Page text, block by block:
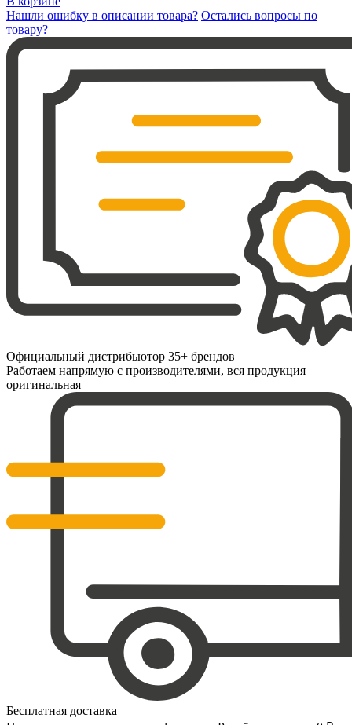
Нашли ошибку в описании товара? Остались вопросы по
товару?
Официальный дистрибьютор 35+ брендов
Работаем напрямую с производителями, вся продукция
оригинальная
Бесплатная доставка